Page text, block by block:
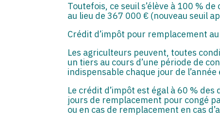
Toutefois, ce seuil s’élève à 100 %
au lieu de 367 000 € (nouveau seuil
Crédit d’impôt pour remplacement
Les agriculteurs peuvent, toutes
un tiers au cours d’une période de
indispensable chaque jour de
Le crédit d’impôt est égal à 60 %
jours de remplacement pour congé
ou en cas de remplacement en cas